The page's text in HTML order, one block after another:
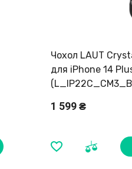
Чохол LAUT
для iPhone 14
1 599 ₴